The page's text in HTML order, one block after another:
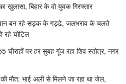
बिहार के दो युवक गिरफ्तार
बन रहे सड़क के गड्ढे, जलभराव के चलते
रहे चोटिल
पर हर सुबह गूंज रहा शिव स्तोत्र, नगर
मौत: भाई अली से मिलने जा रहा था जेल,